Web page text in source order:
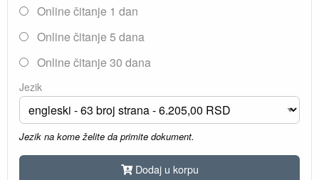
Online čitanje 1 dan
Online čitanje 5 dana
Online čitanje 30 dana
Jezik
Jezik na kome želite da primite dokument.
Dodaj u korpu